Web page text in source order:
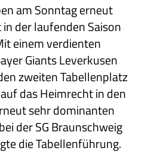
am Sonntag erneut
der laufenden Saison
einem verdienten
Giants Leverkusen
zweiten Tabellenplatz
das Heimrecht in den
sehr dominanten
der SG Braunschweig
die Tabellenführung.